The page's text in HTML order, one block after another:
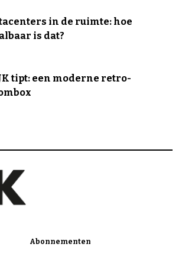
in de ruimte: hoe
is dat?
tipt: een moderne retro-
Abonnementen